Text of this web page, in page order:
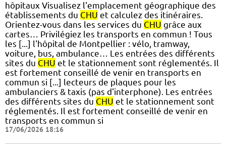
hôpitaux Visualisez l'emplacement géographique des
établissements du CHU et calculez des itinéraires.
Orientez-vous dans les services du CHU grâce aux
cartes… Privilégiez les transports en commun ! Tous
les [...] l'hôpital de Montpellier : vélo, tramway,
voiture, bus, ambulance… Les entrées des différents
sites du CHU et le stationnement sont réglementés. Il
est fortement conseillé de venir en transports en
commun si [...] lecteurs de plaques pour les
ambulanciers & taxis (pas d'interphone). Les entrées
des différents sites du CHU et le stationnement sont
réglementés. Il est fortement conseillé de venir en
transports en commun si
17/06/2026 18:16